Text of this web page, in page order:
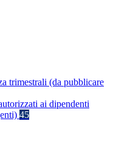
trimestrali (da pubblicare
ai dipendenti
45